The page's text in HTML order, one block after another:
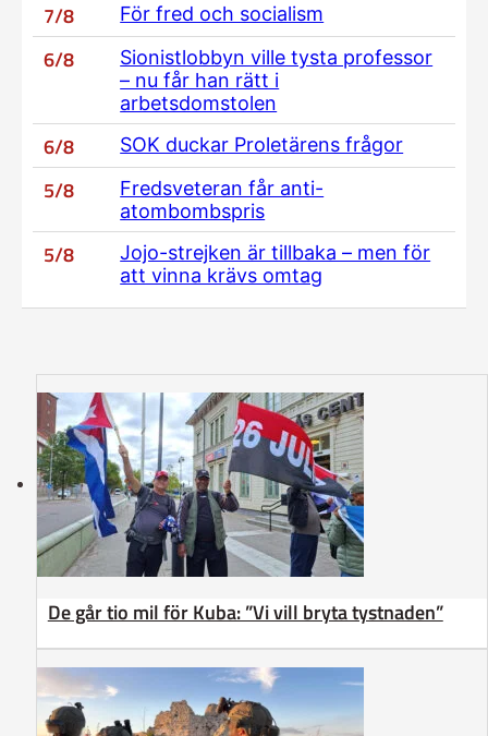
7/8 För fred och socialism
6/8
Sionistlobbyn ville tysta professor
– nu får han rätt i
arbetsdomstolen
6/8 SOK duckar Proletärens frågor
5/8
Fredsveteran får anti-
atombombspris
5/8
Jojo-strejken är tillbaka – men för
att vinna krävs omtag
De går tio mil för Kuba: ”Vi vill bryta tystnaden”